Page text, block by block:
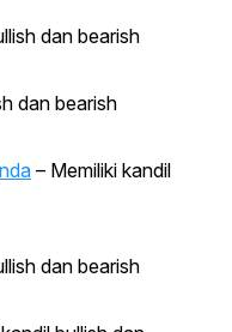
dan bearish
dan bearish
– Memiliki kandil
dan bearish